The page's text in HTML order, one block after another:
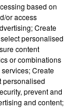
pour le
au
based on
or access
Create
personalised
content
or combinations
Create
personalised
prevent and
and content;